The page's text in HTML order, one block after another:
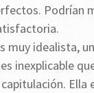
Podrían
muy idealista,
inexplicable
Ella